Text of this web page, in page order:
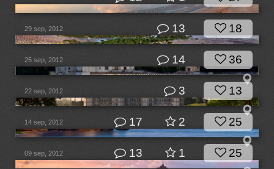
29 sep, 2012 13 18
25 sep, 2012 14 36
22 sep, 2012 3 13
14 sep, 2012 17 2 25
09 sep, 2012 13 1 25